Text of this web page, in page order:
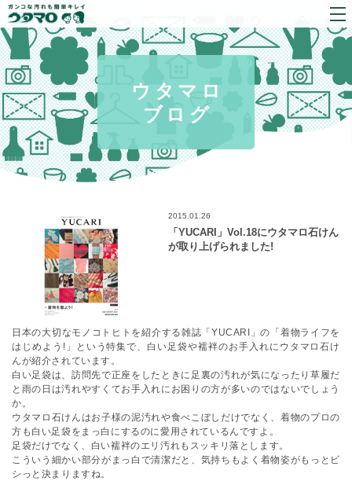
ウタマロ
ブログ
2015.01.26
「YUCARI」Vol.18にウタマロ石けん
が取り上げられました!
日本の大切なモノコトヒトを紹介する雑誌「YUCARI」の「着物ライフを
はじめよう!」という特集で、白い足袋や襦袢のお手入れにウタマロ石け
んが紹介されています。
白い足袋は、訪問先で正座をしたときに足裏の汚れが気になったり草履だ
と雨の日は汚れやすくてお手入れにお困りの方が多いのではないでしょう
か。
ウタマロ石けんはお子様の泥汚れや食べこぼしだけでなく、着物のプロの
方も白い足袋をまっ白にするのに愛用されているんですよ。
足袋だけでなく、白い襦袢のエリ汚れもスッキリ落とします。
こういう細かい部分がまっ白で清潔だと、気持ちもよく着物姿がもっとビ
シっと決まりますね。